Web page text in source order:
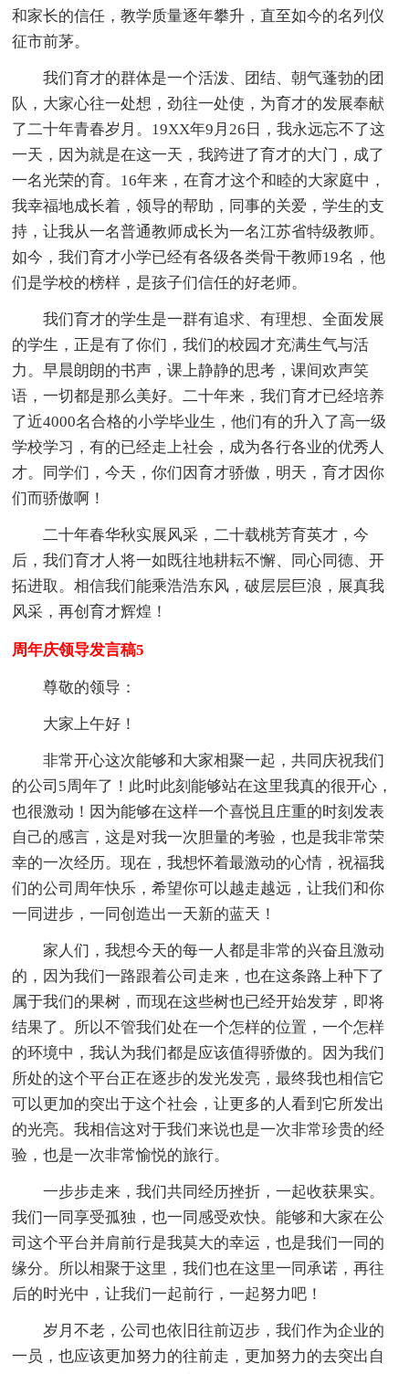
和家长的信任，教学质量逐年攀升，直至如今的名列仪
征市前茅。
我们育才的群体是一个活泼、团结、朝气蓬勃的团
队，大家心往一处想，劲往一处使，为育才的发展奉献
了二十年青春岁月。19XX年9月26日，我永远忘不了这
一天，因为就是在这一天，我跨进了育才的大门，成了
一名光荣的育。16年来，在育才这个和睦的大家庭中，
我幸福地成长着，领导的帮助，同事的关爱，学生的支
持，让我从一名普通教师成长为一名江苏省特级教师。
如今，我们育才小学已经有各级各类骨干教师19名，他
们是学校的榜样，是孩子们信任的好老师。
我们育才的学生是一群有追求、有理想、全面发展
的学生，正是有了你们，我们的校园才充满生气与活
力。早晨朗朗的书声，课上静静的思考，课间欢声笑
语，一切都是那么美好。二十年来，我们育才已经培养
了近4000名合格的小学毕业生，他们有的升入了高一级
学校学习，有的已经走上社会，成为各行各业的优秀人
才。同学们，今天，你们因育才骄傲，明天，育才因你
们而骄傲啊！
二十年春华秋实展风采，二十载桃芳育英才，今
后，我们育才人将一如既往地耕耘不懈、同心同德、开
拓进取。相信我们能乘浩浩东风，破层层巨浪，展真我
风采，再创育才辉煌！
周年庆领导发言稿5
尊敬的领导：
大家上午好！
非常开心这次能够和大家相聚一起，共同庆祝我们
的公司5周年了！此时此刻能够站在这里我真的很开心，
也很激动！因为能够在这样一个喜悦且庄重的时刻发表
自己的感言，这是对我一次胆量的考验，也是我非常荣
幸的一次经历。现在，我想怀着最激动的心情，祝福我
们的公司周年快乐，希望你可以越走越远，让我们和你
一同进步，一同创造出一天新的蓝天！
家人们，我想今天的每一人都是非常的兴奋且激动
的，因为我们一路跟着公司走来，也在这条路上种下了
属于我们的果树，而现在这些树也已经开始发芽，即将
结果了。所以不管我们处在一个怎样的位置，一个怎样
的环境中，我认为我们都是应该值得骄傲的。因为我们
所处的这个平台正在逐步的发光发亮，最终我也相信它
可以更加的突出于这个社会，让更多的人看到它所发出
的光亮。我相信这对于我们来说也是一次非常珍贵的经
验，也是一次非常愉悦的旅行。
一步步走来，我们共同经历挫折，一起收获果实。
我们一同享受孤独，也一同感受欢快。能够和大家在公
司这个平台并肩前行是我莫大的幸运，也是我们一同的
缘分。所以相聚于这里，我们也在这里一同承诺，再往
后的时光中，让我们一起前行，一起努力吧！
岁月不老，公司也依旧往前迈步，我们作为企业的
一员，也应该更加努力的往前走，更加努力的去突出自